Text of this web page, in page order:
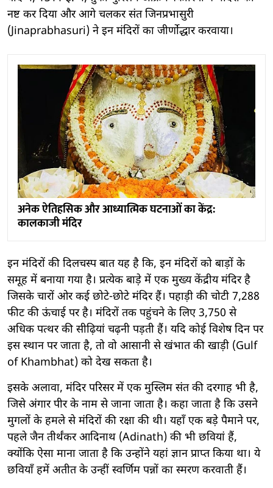
नष्ट कर दिया और आगे चलकर संत जिनप्रभासुरी
(Jinaprabhasuri) ने इन मंदिरों का जीर्णोद्धार करवाया।
अनेक ऐतिहसिक और आध्यात्मिक घटनाओं का केंद्र:
कालकाजी मंदिर
इन मंदिरों की दिलचस्प बात यह है कि, इन मंदिरों को बाड़ों के
समूह में बनाया गया है। प्रत्येक बाड़े में एक मुख्य केंद्रीय मंदिर है
जिसके चारों ओर कई छोटे-छोटे मंदिर हैं। पहाड़ी की चोटी 7,288
फीट की ऊंचाई पर है। मंदिरों तक पहुंचने के लिए 3,750 से
अधिक पत्थर की सीढ़ियां चढ़नी पड़ती हैं। यदि कोई विशेष दिन पर
इस स्थान पर जाता है, तो वो आसानी से खंभात की खाड़ी (Gulf
of Khambhat) को देख सकता है।
इसके अलावा, मंदिर परिसर में एक मुस्लिम संत की दरगाह भी है,
जिसे अंगार पीर के नाम से जाना जाता है। कहा जाता है कि उसने
मुगलों के हमले से मंदिरों की रक्षा की थी। यहाँ एक बड़े पैमाने पर,
पहले जैन तीर्थंकर आदिनाथ (Adinath) की भी छवियां हैं,
क्योंकि ऐसा माना जाता है कि उन्होंने यहां ज्ञान प्राप्त किया था। ये
छवियाँ हमें अतीत के उन्हीं स्वर्णिम पन्नों का स्मरण करवाती हैं।